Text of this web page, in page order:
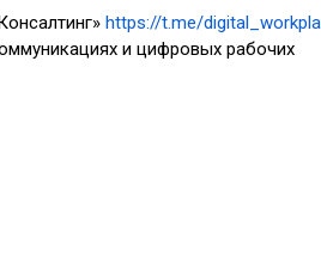
https://t.me/
и цифровых рабочих